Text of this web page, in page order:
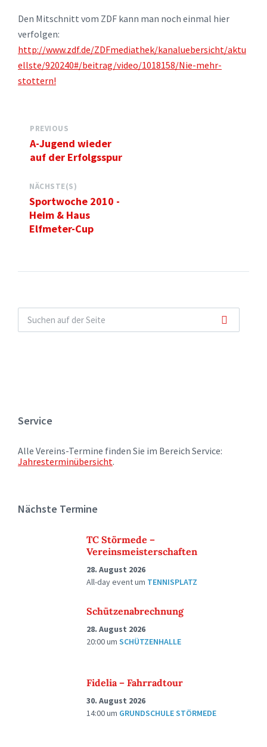
Den Mitschnitt vom ZDF kann man noch einmal hier
verfolgen:
http://www.zdf.de/ZDFmediathek/kanaluebersicht/aktu
ellste/920240#/beitrag/video/1018158/Nie-mehr-
stottern!
PREVIOUS
A-Jugend wieder
auf der Erfolgsspur
NÄCHSTE(S)
Sportwoche 2010 -
Heim & Haus
Elfmeter-Cup
Service
Alle Vereins-Termine finden Sie im Bereich Service:
Jahresterminübersicht.
Nächste Termine
TC Störmede –
Vereinsmeisterschaften
28. August 2026
All-day eventum TENNISPLATZ
Schützenabrechnung
28. August 2026
20:00um SCHÜTZENHALLE
Fidelia – Fahrradtour
30. August 2026
14:00um GRUNDSCHULE STÖRMEDE